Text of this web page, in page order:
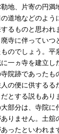
地、片寄の円満
道地などのよう
るものと思われ
寺に伴っていつ
のでしょう。平
一ヵ寺を建立し
院跡であったも
の便に供するる
とする説もあり
部分は、寺院に
りません。土舘
ったといわれま